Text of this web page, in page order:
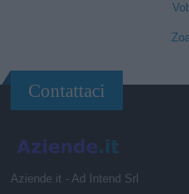
Contattaci
Aziende.it - Ad Intend Srl